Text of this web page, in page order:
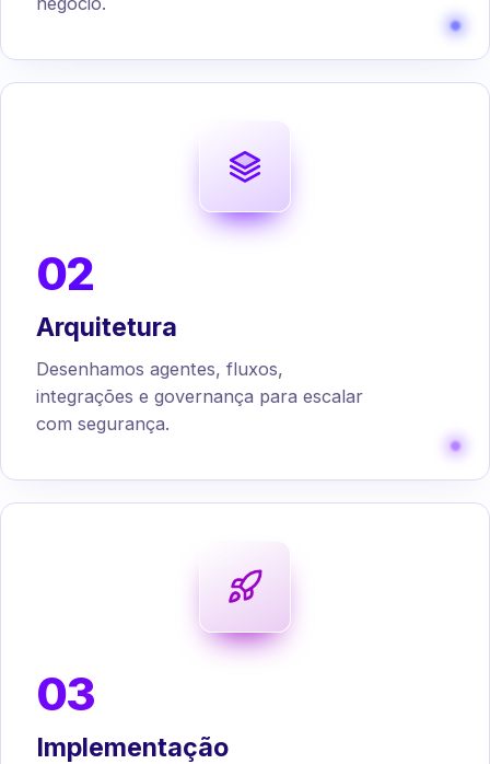
02
Arquitetura
Desenhamos agentes, fluxos,
integrações e governança para escalar
com segurança.
03
Implementação